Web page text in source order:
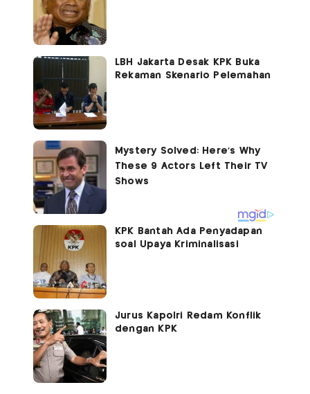
LBH Jakarta Desak KPK Buka
Rekaman Skenario Pelemahan
KPK Bantah Ada Penyadapan
soal Upaya Kriminalisasi
Jurus Kapolri Redam Konflik
dengan KPK